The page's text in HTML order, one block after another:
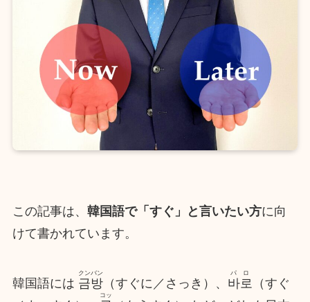
この記事は、 韓国語で「すぐ」と言いたい方に向
けて書かれています。
韓国語には 금방
クンバン
（すぐに／さっき）、 바로
パロ
（すぐ
コッ